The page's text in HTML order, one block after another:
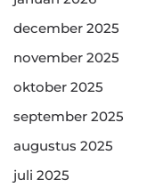
december 2025
november 2025
oktober 2025
september 2025
augustus 2025
juli 2025